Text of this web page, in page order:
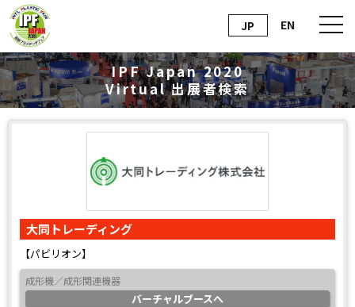
JP EN
IPF Japan 2020
Virtual出展者検索
大同トレーディング
【パビリオン】
成形機／成形関連機器
バーチャルブースへ